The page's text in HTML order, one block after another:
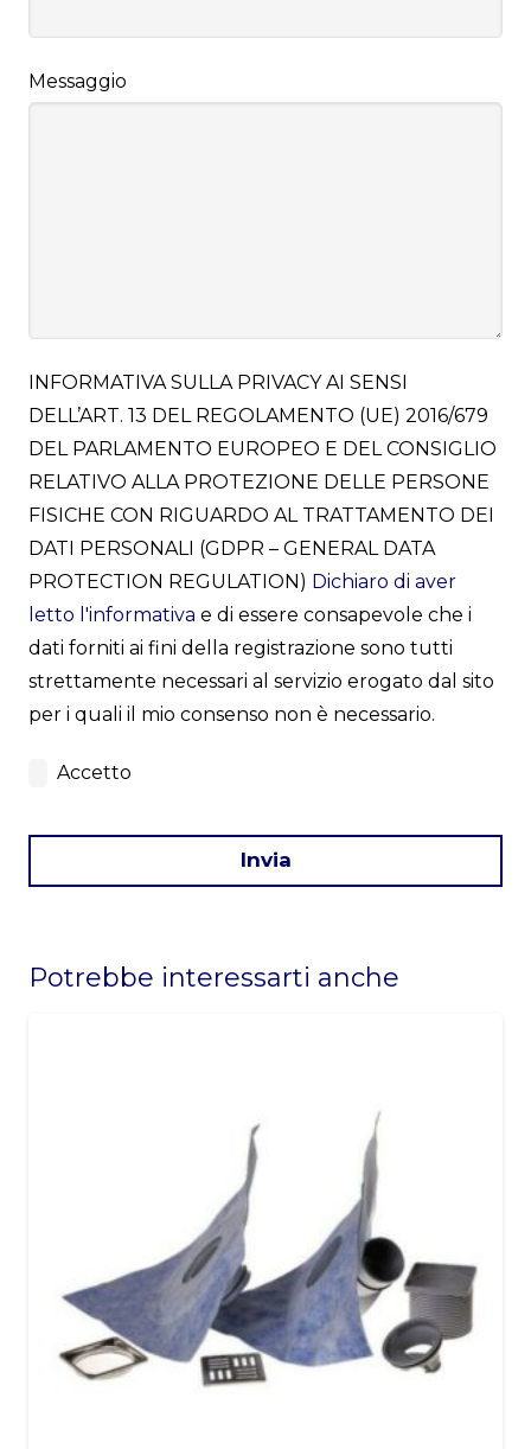
Messaggio
INFORMATIVA SULLA PRIVACY AI SENSI
DELL’ART. 13 DEL REGOLAMENTO (UE) 2016/679
DEL PARLAMENTO EUROPEO E DEL CONSIGLIO
RELATIVO ALLA PROTEZIONE DELLE PERSONE
FISICHE CON RIGUARDO AL TRATTAMENTO DEI
DATI PERSONALI (GDPR – GENERAL DATA
PROTECTION REGULATION) Dichiaro di aver
letto l'informativa e di essere consapevole che i
dati forniti ai fini della registrazione sono tutti
strettamente necessari al servizio erogato dal sito
per i quali il mio consenso non è necessario.
Accetto
Invia
should
Potrebbe interessarti anche